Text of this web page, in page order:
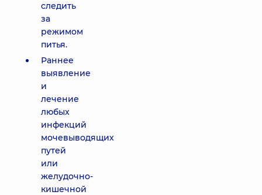
следить
за
режимом
питья.
Раннее
выявление
и
лечение
любых
инфекций
мочевыводящих
путей
или
желудочно-
кишечной